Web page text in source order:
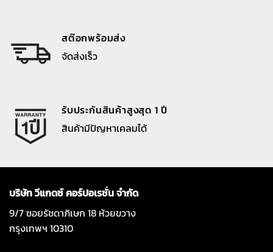
สต๊อกพร้อมส่ง
จัดส่งเร็ว
รับประกันสินค้าสูงสุด 1 ปี
สินค้ามีปัญหาเคลมได้
บริษัท วีแกดซ์ คอร์ปอเรชั่น จำกัด
9/7 ซอยรัชดาภิเษก 18 ห้วยขวาง
กรุงเทพฯ 10310